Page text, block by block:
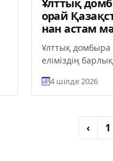
Ұлттық
орай
нан астам
өтеді
Ұлттық домбыра
еліміздің
жатыр. Оның
концертте...
4 шілде 2026
‹ 1